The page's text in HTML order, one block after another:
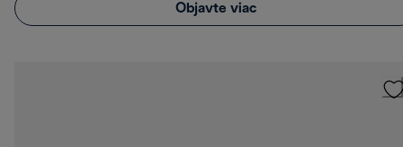
Objavte viac